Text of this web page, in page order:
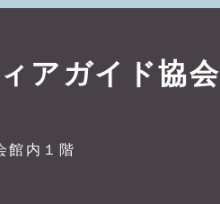
アガイド協会
館内１階